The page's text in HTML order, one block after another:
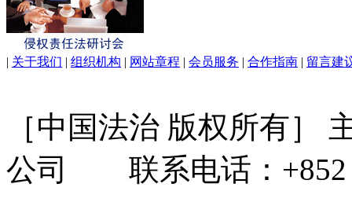
| 关于我们 | 组织机构 | 网站章程 | 会员服务 | 合作指南 | 留言建
［中国法治 版权所有］
公司 联系电话：+852